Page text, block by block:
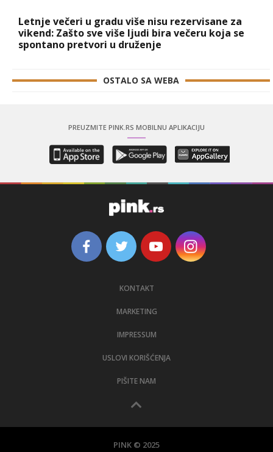
Letnje večeri u gradu više nisu rezervisane za
vikend: Zašto sve više ljudi bira večeru koja se
spontano pretvori u druženje
OSTALO SA WEBA
PREUZMITE PINK.RS MOBILNU APLIKACIJU
KONTAKT
MARKETING
IMPRESSUM
USLOVI KORIŠĆENJA
PIŠITE NAM
PINK © 2025